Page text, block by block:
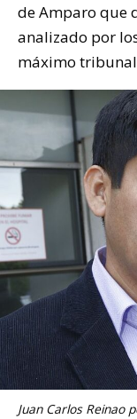
de Amparo que
analizado por
máximo
Juan Carlos Reinao